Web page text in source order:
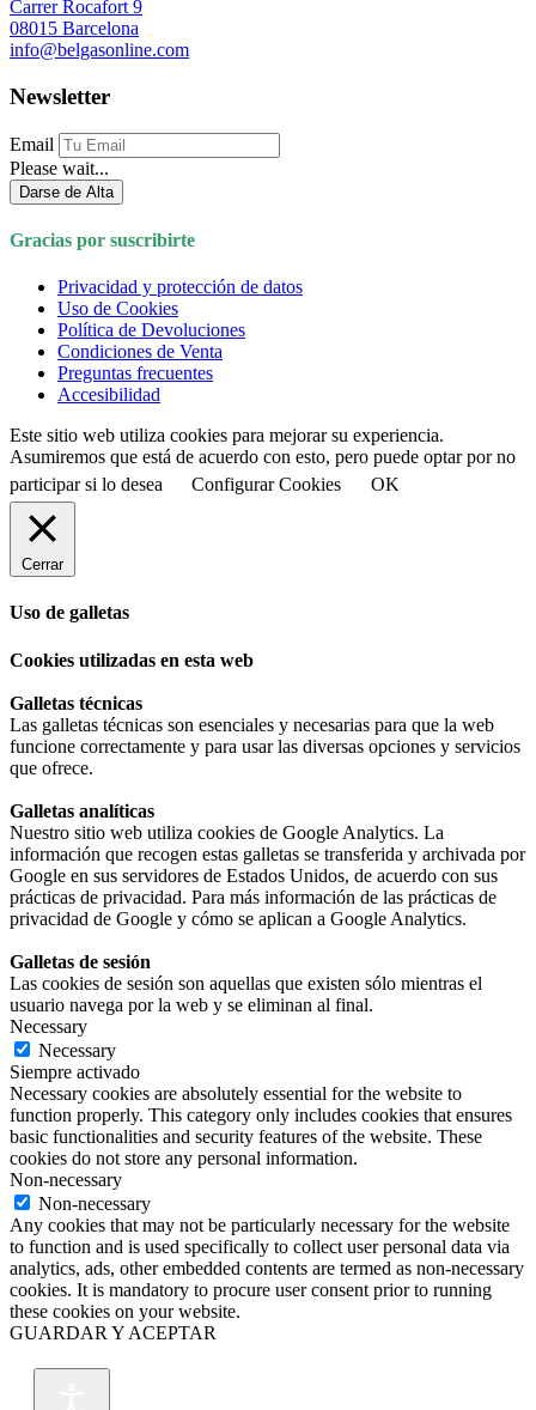
Carrer Rocafort 9
08015 Barcelona
info@belgasonline.com
Newsletter
Email
Please wait...
Darse de Alta
Gracias por suscribirte
Privacidad y protección de datos
Uso de Cookies
Política de Devoluciones
Condiciones de Venta
Preguntas frecuentes
Accesibilidad
Este sitio web utiliza cookies para mejorar su experiencia.
Asumiremos que está de acuerdo con esto, pero puede optar por no
participar si lo desea
Configurar Cookies OK
Cerrar
Uso de galletas
Cookies utilizadas en esta web
Galletas técnicas
Las galletas técnicas son esenciales y necesarias para que la web
funcione correctamente y para usar las diversas opciones y servicios
que ofrece.
Galletas analíticas
Nuestro sitio web utiliza cookies de Google Analytics. La
información que recogen estas galletas se transferida y archivada por
Google en sus servidores de Estados Unidos, de acuerdo con sus
prácticas de privacidad. Para más información de las prácticas de
privacidad de Google y cómo se aplican a Google Analytics.
Galletas de sesión
Las cookies de sesión son aquellas que existen sólo mientras el
usuario navega por la web y se eliminan al final.
Necessary
Necessary
Siempre activado
Necessary cookies are absolutely essential for the website to
function properly. This category only includes cookies that ensures
basic functionalities and security features of the website. These
cookies do not store any personal information.
Non-necessary
Non-necessary
Any cookies that may not be particularly necessary for the website
to function and is used specifically to collect user personal data via
analytics, ads, other embedded contents are termed as non-necessary
cookies. It is mandatory to procure user consent prior to running
these cookies on your website.
GUARDAR Y ACEPTAR